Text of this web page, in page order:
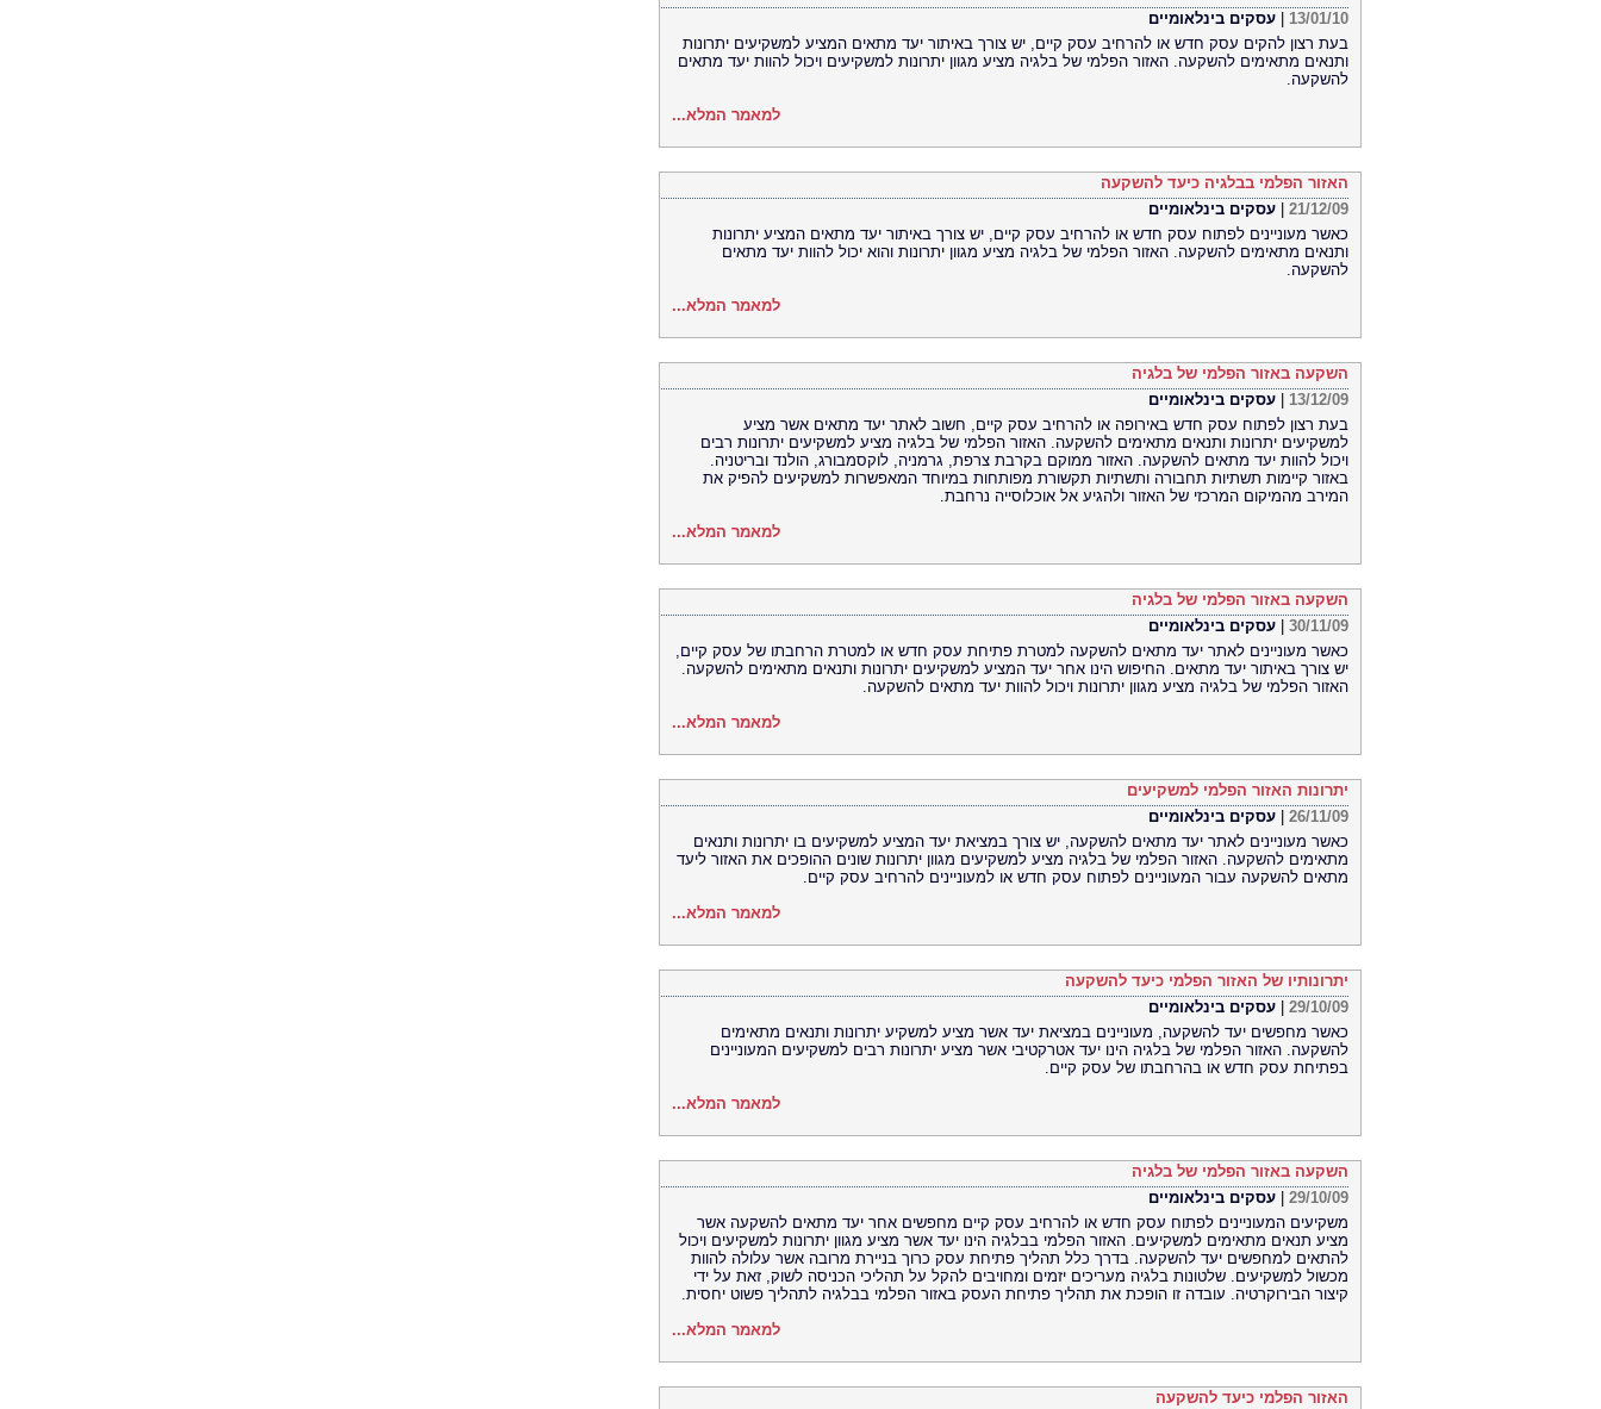
13/01/10
עסקים בינלאומיים
בעת רצון להקים עסק חדש או להרחיב עסק קיים, יש צורך באיתור יעד מתאים המציע למשקיעים יתרונות
ותנאים מתאימים להשקעה. האזור הפלמי של בלגיה מציע מגוון יתרונות למשקיעים ויכול להוות יעד מתאים
להשקעה.
למאמר המלא...
האזור הפלמי בבלגיה כיעד להשקעה
21/12/09
עסקים בינלאומיים
כאשר מעוניינים לפתוח עסק חדש או להרחיב עסק קיים, יש צורך באיתור יעד מתאים המציע יתרונות
ותנאים מתאימים להשקעה. האזור הפלמי של בלגיה מציע מגוון יתרונות והוא יכול להוות יעד מתאים
להשקעה.
למאמר המלא...
השקעה באזור הפלמי של בלגיה
13/12/09
עסקים בינלאומיים
בעת רצון לפתוח עסק חדש באירופה או להרחיב עסק קיים, חשוב לאתר יעד מתאים אשר מציע
למשקיעים יתרונות ותנאים מתאימים להשקעה. האזור הפלמי של בלגיה מציע למשקיעים יתרונות רבים
ויכול להוות יעד מתאים להשקעה. האזור ממוקם בקרבת צרפת, גרמניה, לוקסמבורג, הולנד ובריטניה.
באזור קיימות תשתיות תחבורה ותשתיות תקשורת מפותחות במיוחד המאפשרות למשקיעים להפיק את
המירב מהמיקום המרכזי של האזור ולהגיע אל אוכלוסייה נרחבת.
למאמר המלא...
השקעה באזור הפלמי של בלגיה
30/11/09
עסקים בינלאומיים
כאשר מעוניינים לאתר יעד מתאים להשקעה למטרת פתיחת עסק חדש או למטרת הרחבתו של עסק קיים,
יש צורך באיתור יעד מתאים. החיפוש הינו אחר יעד המציע למשקיעים יתרונות ותנאים מתאימים להשקעה.
האזור הפלמי של בלגיה מציע מגוון יתרונות ויכול להוות יעד מתאים להשקעה.
למאמר המלא...
יתרונות האזור הפלמי למשקיעים
26/11/09
עסקים בינלאומיים
כאשר מעוניינים לאתר יעד מתאים להשקעה, יש צורך במציאת יעד המציע למשקיעים בו יתרונות ותנאים
מתאימים להשקעה. האזור הפלמי של בלגיה מציע למשקיעים מגוון יתרונות שונים ההופכים את האזור ליעד
מתאים להשקעה עבור המעוניינים לפתוח עסק חדש או למעוניינים להרחיב עסק קיים.
למאמר המלא...
יתרונותיו של האזור הפלמי כיעד להשקעה
29/10/09
עסקים בינלאומיים
כאשר מחפשים יעד להשקעה, מעוניינים במציאת יעד אשר מציע למשקיע יתרונות ותנאים מתאימים
להשקעה. האזור הפלמי של בלגיה הינו יעד אטרקטיבי אשר מציע יתרונות רבים למשקיעים המעוניינים
בפתיחת עסק חדש או בהרחבתו של עסק קיים.
למאמר המלא...
השקעה באזור הפלמי של בלגיה
29/10/09
עסקים בינלאומיים
משקיעים המעוניינים לפתוח עסק חדש או להרחיב עסק קיים מחפשים אחר יעד מתאים להשקעה אשר
מציע תנאים מתאימים למשקיעים. האזור הפלמי בבלגיה הינו יעד אשר מציע מגוון יתרונות למשקיעים ויכול
להתאים למחפשים יעד להשקעה. בדרך כלל תהליך פתיחת עסק כרוך בניירת מרובה אשר עלולה להוות
מכשול למשקיעים. שלטונות בלגיה מעריכים יזמים ומחויבים להקל על תהליכי הכניסה לשוק, זאת על ידי
קיצור הבירוקרטיה. עובדה זו הופכת את תהליך פתיחת העסק באזור הפלמי בבלגיה לתהליך פשוט יחסית.
למאמר המלא...
האזור הפלמי כיעד להשקעה